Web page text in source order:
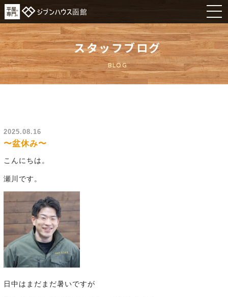
スタッフブログ
BLOG
2025.08.16
〜盆休み〜
こんにちは。
瀬川です。
日中はまだまだ暑いですが